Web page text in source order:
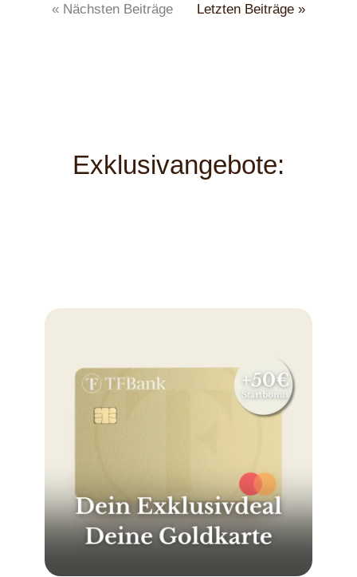
« Nächsten Beiträge Letzten Beiträge »
Exklusivangebote: